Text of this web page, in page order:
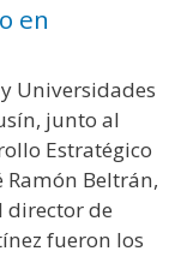
en
Universidades
junto al
Estratégico
Ramón Beltrán,
director de
fueron los